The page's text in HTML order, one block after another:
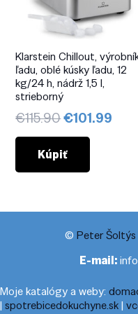
Klarstein Chillout,
ľadu, oblé kúsky ľadu, 12
kg/24 h, nádrž 1,5 l,
strieborný
€115.90Pôvodná
cena
bola:
€115.90.
€101.99
Kúpiť
© Peter Šoltýs
E-mail:
Moje katalógy a weby:
| spotrebicedokuchyne.sk|